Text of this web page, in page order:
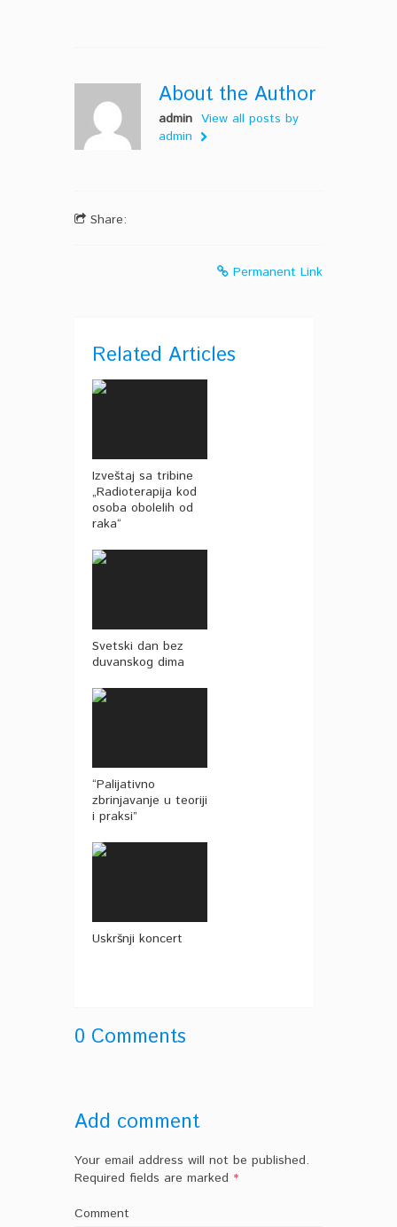
About the Author
admin View all posts by
admin
Share:
Permanent Link
Related Articles
Izveštaj sa tribine
„Radioterapija kod
osoba obolelih od
raka“
Svetski dan bez
duvanskog dima
“Palijativno
zbrinjavanje u teoriji
i praksi”
Uskršnji koncert
0 Comments
Add comment
Your email address will not be published.
Required fields are marked *
Comment